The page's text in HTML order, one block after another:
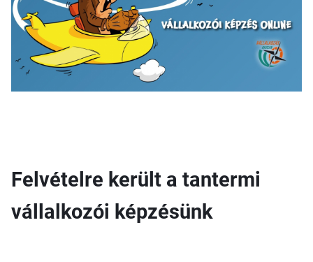
Felvételre került a tantermi
vállalkozói képzésünk